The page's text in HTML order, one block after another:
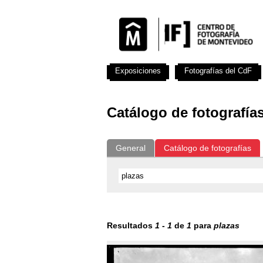
Catálogo de
General Catálogo de fotografías
Resultados 1 - 1 de 1 para plazas
Exposiciones Fotografías del CdF